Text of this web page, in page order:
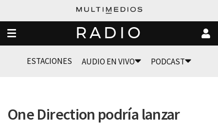
RADIO
ESTACIONES AUDIO EN VIVO PODCAST
One Direction podría lanzar